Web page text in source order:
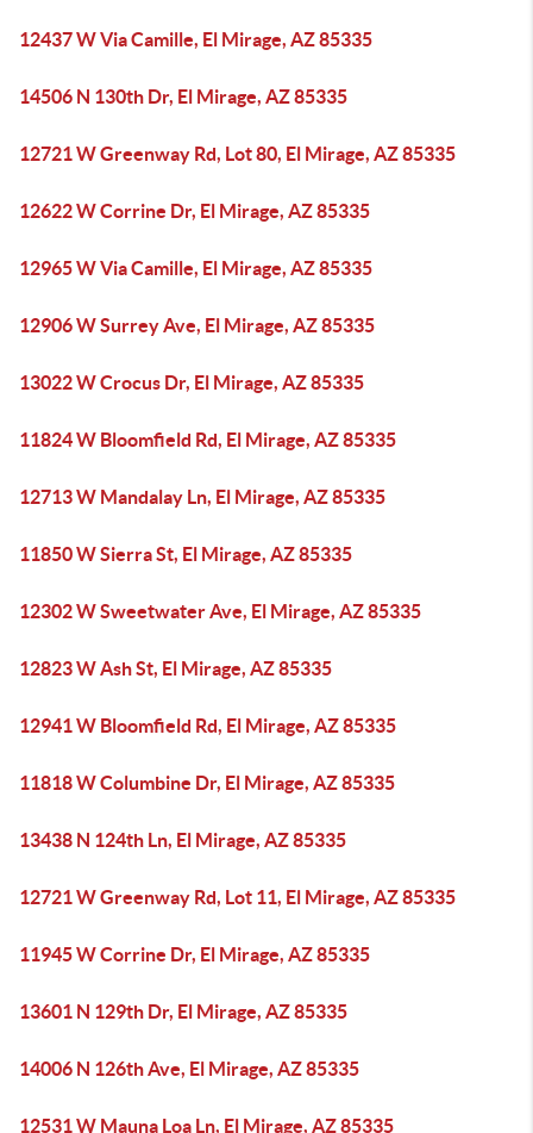
12437 W Via Camille, El Mirage, AZ 85335
14506 N 130th Dr, El Mirage, AZ 85335
12721 W Greenway Rd, Lot 80, El Mirage, AZ 85335
12622 W Corrine Dr, El Mirage, AZ 85335
12965 W Via Camille, El Mirage, AZ 85335
12906 W Surrey Ave, El Mirage, AZ 85335
13022 W Crocus Dr, El Mirage, AZ 85335
11824 W Bloomfield Rd, El Mirage, AZ 85335
12713 W Mandalay Ln, El Mirage, AZ 85335
11850 W Sierra St, El Mirage, AZ 85335
12302 W Sweetwater Ave, El Mirage, AZ 85335
12823 W Ash St, El Mirage, AZ 85335
12941 W Bloomfield Rd, El Mirage, AZ 85335
11818 W Columbine Dr, El Mirage, AZ 85335
13438 N 124th Ln, El Mirage, AZ 85335
12721 W Greenway Rd, Lot 11, El Mirage, AZ 85335
11945 W Corrine Dr, El Mirage, AZ 85335
13601 N 129th Dr, El Mirage, AZ 85335
14006 N 126th Ave, El Mirage, AZ 85335
12531 W Mauna Loa Ln, El Mirage, AZ 85335